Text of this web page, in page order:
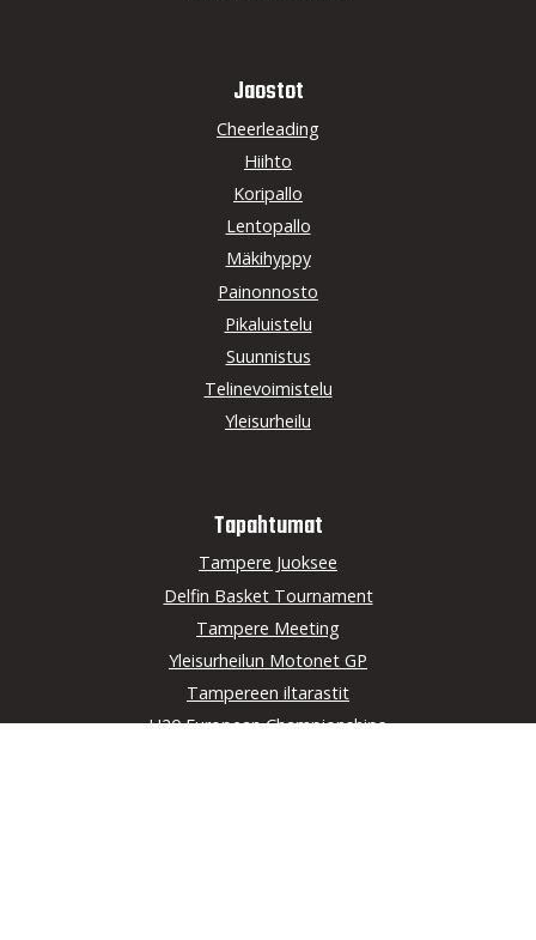
Jaostot
Cheerleading
Hiihto
Koripallo
Lentopallo
Mäkihyppy
Painonnosto
Pikaluistelu
Suunnistus
Telinevoimistelu
Yleisurheilu
Tapahtumat
Tampere Juoksee
Delfin Basket Tournament
Tampere Meeting
Yleisurheilun Motonet GP
Tampereen iltarastit
U20 European Championships